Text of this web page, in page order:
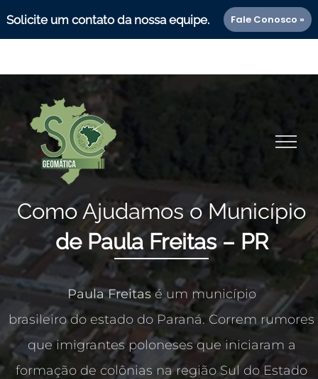
Solicite um contato da nossa equipe. Fale Conosco »
o
conteúdo
Como Ajudamos o Município
de Paula Freitas – PR
Paula Freitasé um município
brasileiro do estado do Paraná. Correm rumores
que imigrantes poloneses que iniciaram a
formação de colônias na região Sul do Estado